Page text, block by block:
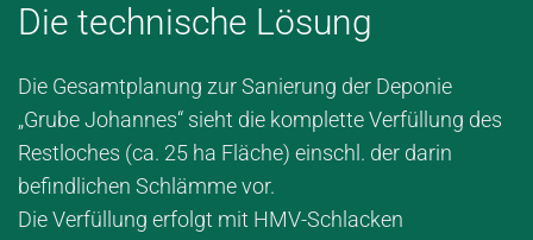
Die technische Lösung
Die Gesamtplanung zur Sanierung der Deponie
„Grube Johannes“ sieht die komplette Verfüllung des
Restloches (ca. 25 ha Fläche) einschl. der darin
befindlichen Schlämme vor.
Die Verfüllung erfolgt mit HMV-Schlacken